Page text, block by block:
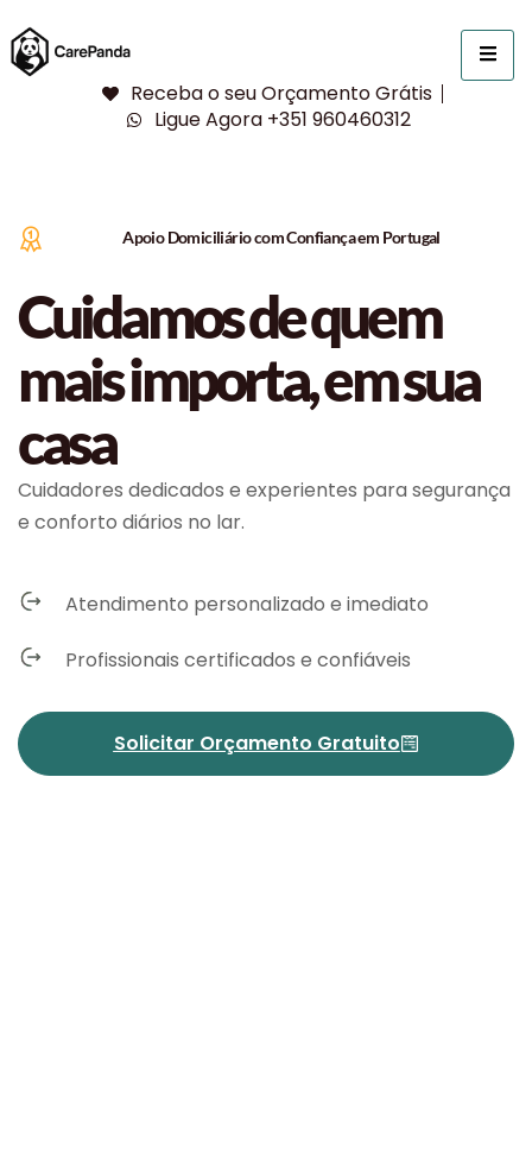
Receba o seu Orçamento Grátis
Ligue Agora +351 960460312
Apoio Domiciliário com Confiança em Portugal
Cuidamos de quem
mais importa, em sua
casa
Cuidadores dedicados e experientes para segurança
e conforto diários no lar.
Atendimento personalizado e imediato
Profissionais certificados e confiáveis
Solicitar Orçamento Gratuito